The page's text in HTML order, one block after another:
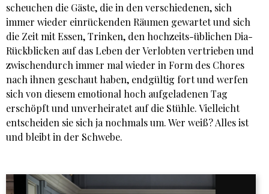
scheuchen die Gäste, die in den verschiedenen, sich
immer wieder einrückenden Räumen gewartet und sich
die Zeit mit Essen, Trinken, den hochzeits-üblichen Dia-
Rückblicken auf das Leben der Verlobten vertrieben und
zwischendurch immer mal wieder in Form des Chores
nach ihnen geschaut haben, endgültig fort und werfen
sich von diesem emotional hoch aufgeladenen Tag
erschöpft und unverheiratet auf die Stühle. Vielleicht
entscheiden sie sich ja nochmals um. Wer weiß? Alles ist
und bleibt in der Schwebe.